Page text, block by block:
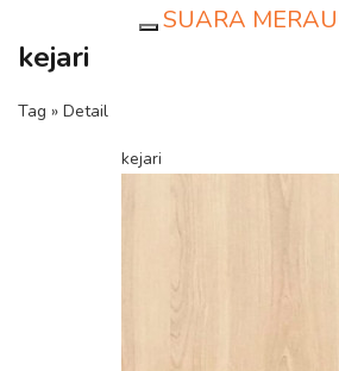
SUARA
kejari
Tag » Detail
kejari